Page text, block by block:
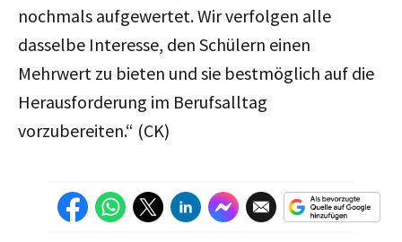
nochmals aufgewertet. Wir verfolgen alle
dasselbe Interesse, den Schülern einen
Mehrwert zu bieten und sie bestmöglich auf die
Herausforderung im Berufsalltag
vorzubereiten.“ (CK)